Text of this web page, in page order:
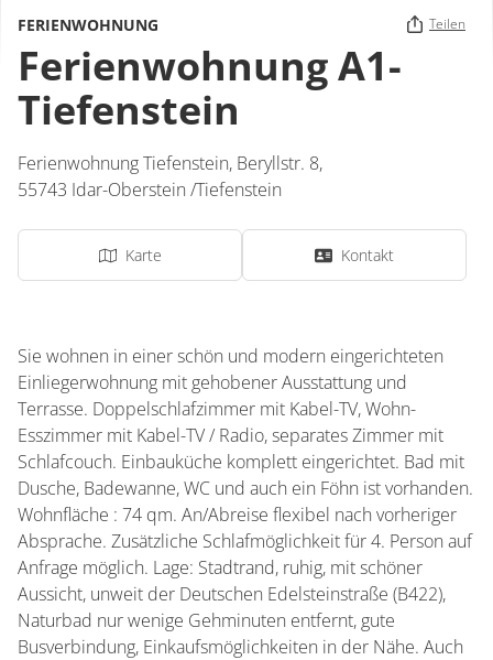
FERIENWOHNUNG Teilen
Ferienwohnung A1-
Tiefenstein
Ferienwohnung Tiefenstein, Beryllstr. 8,
55743 Idar-Oberstein /Tiefenstein
Karte Kontakt
Sie wohnen in einer schön und modern eingerichteten
Einliegerwohnung mit gehobener Ausstattung und
Terrasse. Doppelschlafzimmer mit Kabel-TV, Wohn-
Esszimmer mit Kabel-TV / Radio, separates Zimmer mit
Schlafcouch. Einbauküche komplett eingerichtet. Bad mit
Dusche, Badewanne, WC und auch ein Föhn ist vorhanden.
Wohnfläche : 74 qm. An/Abreise flexibel nach vorheriger
Absprache. Zusätzliche Schlafmöglichkeit für 4. Person auf
Anfrage möglich. Lage: Stadtrand, ruhig, mit schöner
Aussicht, unweit der Deutschen Edelsteinstraße (B422),
Naturbad nur wenige Gehminuten entfernt, gute
Busverbindung, Einkaufsmöglichkeiten in der Nähe. Auch